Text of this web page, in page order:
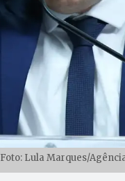
Foto: Lula Marques/